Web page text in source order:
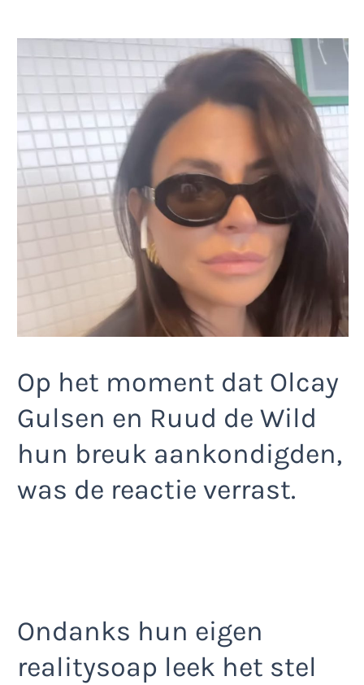
Op het moment dat Olcay
Gulsen en Ruud de Wild
hun breuk aankondigden,
was de reactie verrast.
Ondanks hun eigen
realitysoap leek het stel